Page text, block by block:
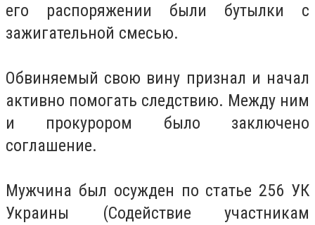
его распоряжении были бутылки с
зажигательной смесью.
Обвиняемый свою вину признал и начал
активно помогать следствию. Между ним
и прокурором было заключено
соглашение.
Мужчина был осужден по статье 256 УК
Украины (Содействие участникам